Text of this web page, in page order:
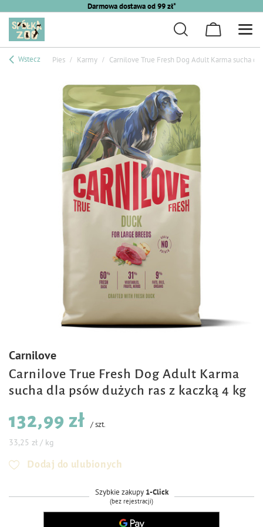
Darmowa dostawa od 99 zł*
Wstecz Pies Karmy Carnilove True Fresh Dog Adult Karma sucha
Carnilove
Carnilove True Fresh Dog Adult Karma
sucha dla psów dużych ras z kaczką 4 kg
132,99 zł /szt.
33,25 zł / kg
Dodaj do ulubionych
Szybkie zakupy 1-Click
(bez rejestracji)